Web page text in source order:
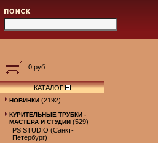
0 руб.
КАТАЛОГ
НОВИНКИ (2192)
КУРИТЕЛЬНЫЕ ТРУБКИ -
МАСТЕРА И СТУДИИ (529)
PS STUDIO (Санкт-
Петербург)